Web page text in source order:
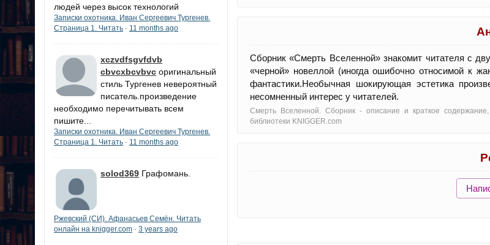
людей через высок технологий
Записки охотника. Иван Сергеевич Тургенев.
Страница 1. Читать · 11 months ago
xczvdfsgvfdvb
cbvcxbcvbvc оригинальный
стиль Тургенев невероятный
писатель.произведение
необходимо перечитывать всем
пишите...
Записки охотника. Иван Сергеевич Тургенев.
Страница 1. Читать · 11 months ago
solod369 Графомань.
Ржевский (СИ). Афанасьев Семён. Читать
онлайн на knigger.com · 3 years ago
Сборник «Смерть Вселенной» знакомит читателя с
«черной» новеллой (иногда ошибочно относимой к
фантастики.Необычная шокирующая эстетика
несомненный интерес у читателей.
Смерть Вселенной. Сборник - oписание и краткое
библиотеки KNIGGER.com